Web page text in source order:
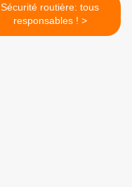
Sécurité routière: tous
responsables ! >